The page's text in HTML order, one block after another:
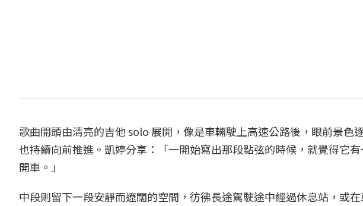
歌曲開頭由清亮的吉他 solo 展開，像是車輛駛上高速公路後，眼前景色
也持續向前推進。凱婷分享：「一開始寫出那段點弦的時候，就覺得它
開車。」
中段則留下一段安靜而遼闊的空間，彷彿長途駕駛途中經過休息站，或